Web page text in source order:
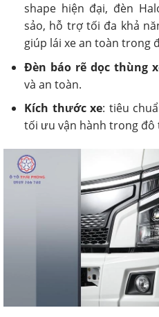
shape hiện đại, đèn
sảo, hỗ trợ tối đa khả
giúp lái xe an toàn trong
Đèn báo rẽ dọc thùng
và an toàn.
Kích thước xe: tiêu
tối ưu vận hành trong đô